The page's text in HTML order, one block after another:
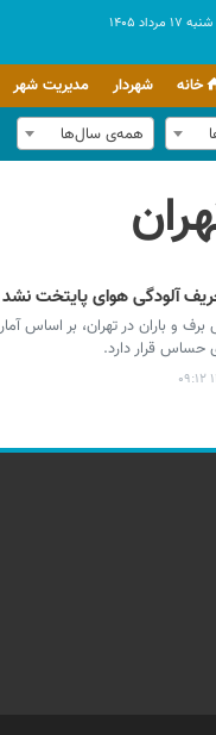
شنبه ۱۷ مرداد ۱۴۰۵
خانه شهردار مدیریت شهر
همه‌ی سال‌ها
آلودگی هوای پایتخت نشد
حساس قرار دارد.